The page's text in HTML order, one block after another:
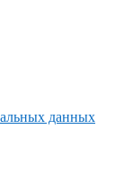
данных